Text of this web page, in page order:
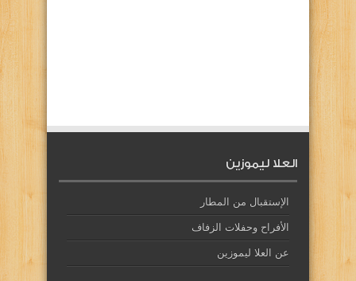
العلا ليموزين
الإستقبال من المطار
الأفراح وحفلات الزفاف
عن العلا ليموزين